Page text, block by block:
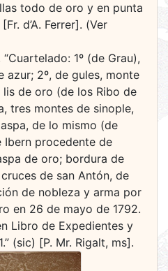
todo de oro y en punta
d’A. Ferrer]. (Ver
1º (de Grau),
azur; 2º, de gules, monte
de oro (de los Ribo de
tres montes de sinople,
de lo mismo (de
Ibern procedente de
de oro; bordura de
de san Antón, de
de nobleza y arma por
en 26 de mayo de 1792.
Libro de Expedientes y
(sic) [P. Mr. Rigalt, ms].